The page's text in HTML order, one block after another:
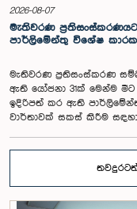
සභා සභාපතිවරයා ඇතුළු
මට්ටම සම්බන්ධයෙන්
ගැනීමේ අවශ්‍යතාව ද
වැටුප් හා සේවක සංඛ්‍යා
2026-08-07
මැතිවරණ
පාර්ලිමේන්තු විශේෂ
මැතිවරණ ප්‍රතිසංස්කරණ
ඇති යෝජනා 31ක් මෙන්ම මීට
ඉදිරිපත් කර ඇති
වාර්තාවක් සකස් කිරීම
කාරක සභාව රාජ්‍ය
මහාචාර්ය ඒ.එච්.එම්.එච්.
පාර්ලිමේන්තුවේදී පසුගියදා